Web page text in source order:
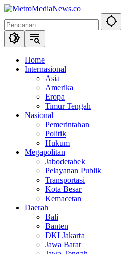
Langsung
konten
Home
Internasional
Asia
Amerika
Eropa
Timur Tengah
Nasional
Pemerintahan
Politik
Hukum
Megapolitan
Jabodetabek
Pelayanan Publik
Transportasi
Kota Besar
Kemacetan
Daerah
Bali
Banten
DKI Jakarta
Jawa Barat